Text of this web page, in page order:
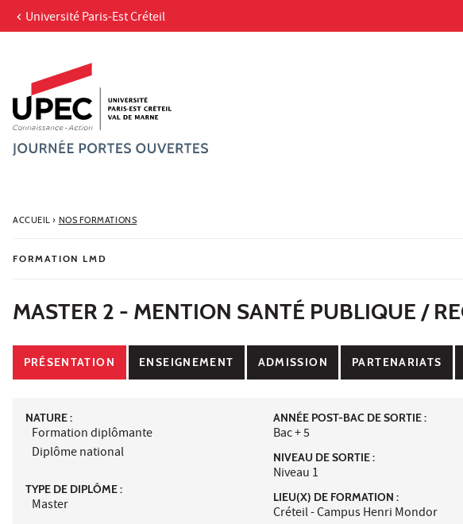
Aller au contenu
Recherche
Université Paris-Est Créteil
ACCUEIL› NOS FORMATIONS
FORMATION LMD
MASTER 2 - MENTION SANTÉ PUBLIQUE /
PRÉSENTATION ENSEIGNEMENT ADMISSION PARTENARIATS
NATURE :
Formation diplômante
Diplôme national
TYPE DE DIPLÔME :
Master
ANNÉE POST-BAC DE SORTIE :
Bac + 5
NIVEAU DE SORTIE :
Niveau 1
LIEU(X) DE FORMATION :
Créteil - Campus Henri Mondor